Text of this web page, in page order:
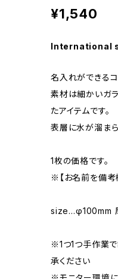
¥1,540
International
名入れができるコ
素材は細かいガ
たアイテムです。
表層に水が溜まら
1枚の価格です。
※【お名前を備考
size…φ100mm
※1つ1つ手作業で
承ください